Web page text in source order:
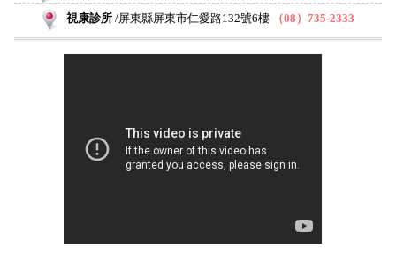
視康診所 屏東縣屏東市仁愛路132號6樓 （08）735-2333